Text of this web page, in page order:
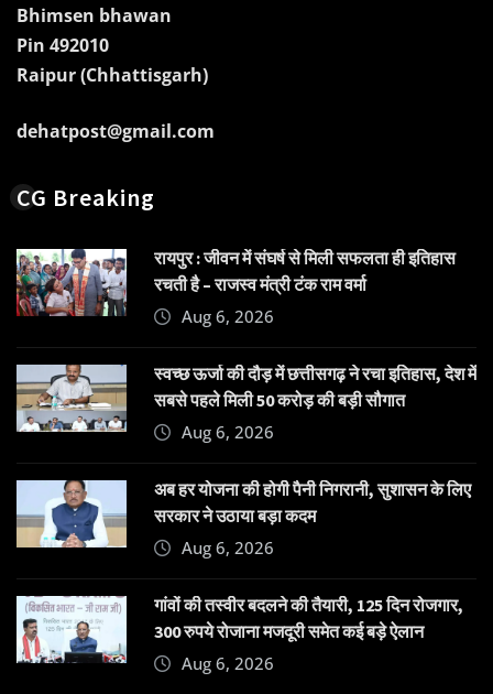
Bhimsen bhawan
Pin 492010
Raipur (Chhattisgarh)
dehatpost@gmail.com
CG Breaking
रायपुर : जीवन में संघर्ष से मिली सफलता ही इतिहास
रचती है – राजस्व मंत्री टंक राम वर्मा
Aug 6, 2026
स्वच्छ ऊर्जा की दौड़ में छत्तीसगढ़ ने रचा इतिहास, देश में
सबसे पहले मिली 50 करोड़ की बड़ी सौगात
Aug 6, 2026
अब हर योजना की होगी पैनी निगरानी, सुशासन के लिए
सरकार ने उठाया बड़ा कदम
Aug 6, 2026
गांवों की तस्वीर बदलने की तैयारी, 125 दिन रोजगार,
300 रुपये रोजाना मजदूरी समेत कई बड़े ऐलान
Aug 6, 2026